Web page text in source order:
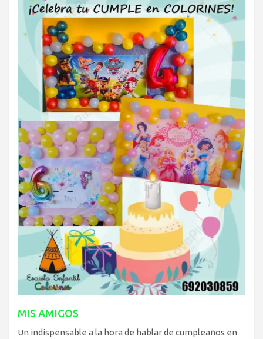
MIS AMIGOS
Un indispensable a la hora de hablar de cumpleaños en